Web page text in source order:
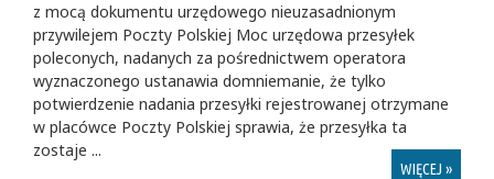
z mocą dokumentu urzędowego nieuzasadnionym
przywilejem Poczty Polskiej Moc urzędowa przesyłek
poleconych, nadanych za pośrednictwem operatora
wyznaczonego ustanawia domniemanie, że tylko
potwierdzenie nadania przesyłki rejestrowanej otrzymane
w placówce Poczty Polskiej sprawia, że przesyłka ta
zostaje ...
WIĘCEJ »